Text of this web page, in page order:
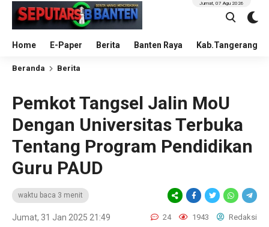
Home E-Paper Berita Banten Raya Kab.Tangerang
Jumat, 07 Agu 2026
Beranda Berita
Pemkot Tangsel Jalin MoU
Dengan Universitas Terbuka
Tentang Program Pendidikan
Guru PAUD
waktu baca 3 menit
Jumat, 31 Jan 2025 21:49 24 1943 Redaksi